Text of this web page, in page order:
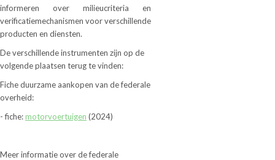
informeren over milieucriteria en
verificatiemechanismen voor verschillende
producten en diensten.
De verschillende instrumenten zijn op de
volgende plaatsen terug te vinden:
Fiche duurzame aankopen van de federale
overheid:
- fiche:motorvoertuigen (2024)
Meer informatie over de federale